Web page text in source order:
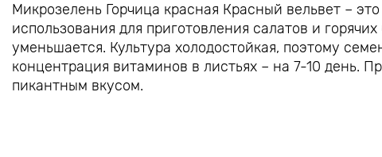
Микрозелень Горчица красная Красный вельвет –
использования для приготовления салатов и
уменьшается. Культура холодостойкая, поэтому
концентрация витаминов в листьях – на 7-10 день.
пикантным вкусом.